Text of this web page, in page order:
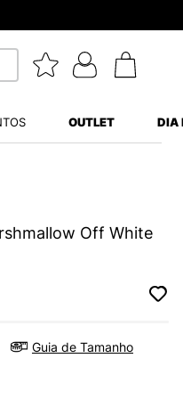
OUTLET DIA
Off White
Guia de Tamanho